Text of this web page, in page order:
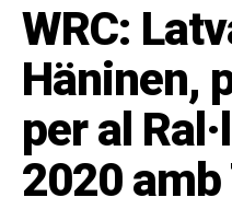
WRC:
Häninen,
per al
2020 amb